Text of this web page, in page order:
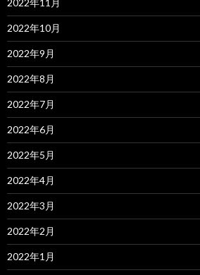
2022年11月
2022年10月
2022年9月
2022年8月
2022年7月
2022年6月
2022年5月
2022年4月
2022年3月
2022年2月
2022年1月